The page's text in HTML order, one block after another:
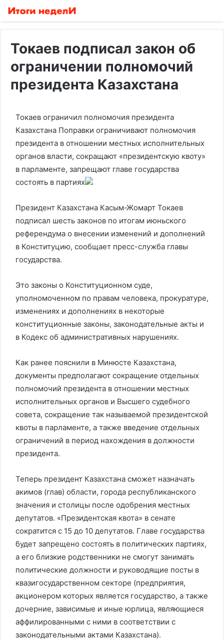
Токаев подписал закон об
ограничении полномочий
президента Казахстана
Токаев ограничил полномочия президента
Казахстана Поправки ограничивают полномочия
президента в отношении местных исполнительных
органов власти, сокращают «президентскую квоту»
в парламенте, запрещают главе государства
состоять в партиях
Президент Казахстана Касым-Жомарт Токаев
подписал шесть законов по итогам июньского
референдума о внесении изменений и дополнений
в Конституцию, сообщает пресс-служба главы
государства.
Это законы о Конституционном суде,
уполномоченном по правам человека, прокуратуре,
изменениях и дополнениях в некоторые
конституционные законы, законодательные акты и
в Кодекс об административных нарушениях.
Как ранее пояснили в Минюсте Казахстана,
документы предполагают сокращение отдельных
полномочий президента в отношении местных
исполнительных органов и Высшего судебного
совета, сокращение так называемой президентской
квоты в парламенте, а также введение отдельных
ограничений в период нахождения в должности
президента.
Теперь президент Казахстана сможет назначать
акимов (глав) области, города республиканского
значения и столицы после одобрения местных
депутатов. «Президентская квота» в сенате
сократится с 15 до 10 депутатов. Главе государства
будет запрещено состоять в политических партиях,
а его близкие родственники не смогут занимать
политические должности и руководящие посты в
квазигосударственном секторе (предприятия,
акционером которых является государство, а также
дочерние, зависимые и иные юрлица, являющиеся
аффилированными с ними в соответствии с
законодательными актами Казахстана).